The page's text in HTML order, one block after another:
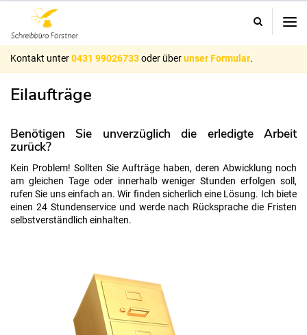
Kontakt
Kontakt unter0431 99026733oder überunser Formular.
Eilaufträge
Benötigen Sie unverzüglich die erledigte Arbeit
zurück?
Kein Problem! Sollten Sie Aufträge haben, deren Abwicklung noch
am gleichen Tage oder innerhalb weniger Stunden erfolgen soll,
rufen Sie uns einfach an. Wir finden sicherlich eine Lösung. Ich biete
einen 24 Stundenservice und werde nach Rücksprache die Fristen
selbstverständlich einhalten.